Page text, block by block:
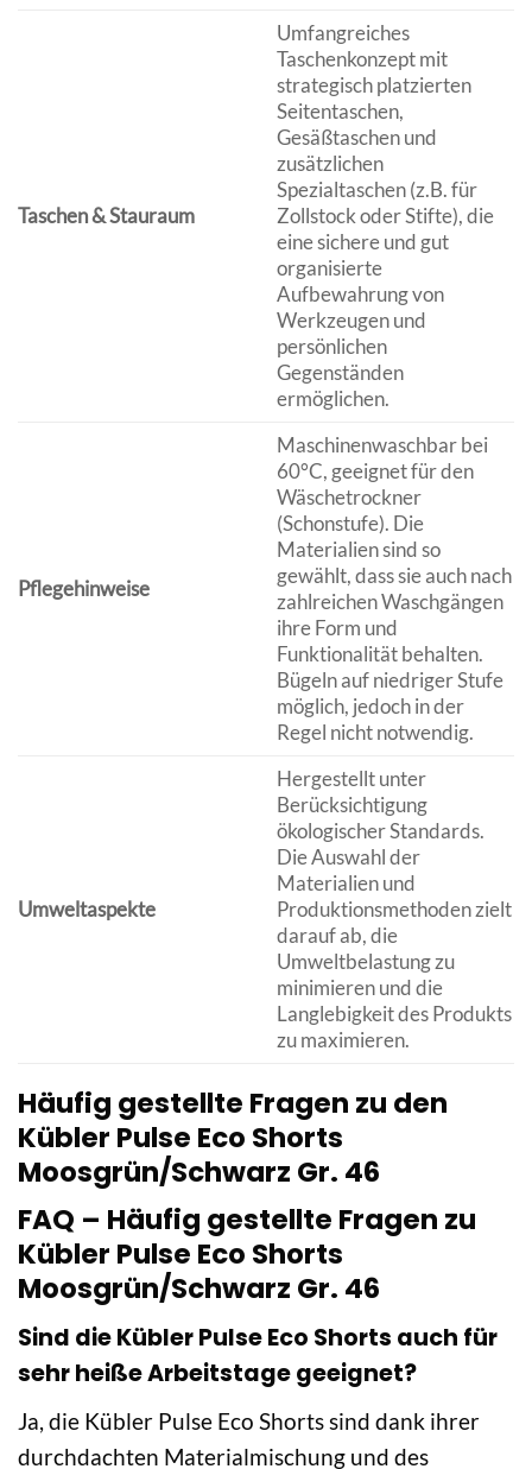
Taschen & Stauraum
Umfangreiches
Taschenkonzept mit
strategisch platzierten
Seitentaschen,
Gesäßtaschen und
zusätzlichen
Spezialtaschen (z.B. für
Zollstock oder Stifte), die
eine sichere und gut
organisierte
Aufbewahrung von
Werkzeugen und
persönlichen
Gegenständen
ermöglichen.
Pflegehinweise
Maschinenwaschbar bei
60°C, geeignet für den
Wäschetrockner
(Schonstufe). Die
Materialien sind so
gewählt, dass sie auch nach
zahlreichen Waschgängen
ihre Form und
Funktionalität behalten.
Bügeln auf niedriger Stufe
möglich, jedoch in der
Regel nicht notwendig.
Umweltaspekte
Hergestellt unter
Berücksichtigung
ökologischer Standards.
Die Auswahl der
Materialien und
Produktionsmethoden zielt
darauf ab, die
Umweltbelastung zu
minimieren und die
Langlebigkeit des Produkts
zu maximieren.
Häufig gestellte Fragen zu den
Kübler Pulse Eco Shorts
Moosgrün/Schwarz Gr. 46
FAQ – Häufig gestellte Fragen zu
Kübler Pulse Eco Shorts
Moosgrün/Schwarz Gr. 46
Sind die Kübler Pulse Eco Shorts auch für
sehr heiße Arbeitstage geeignet?
Ja, die Kübler Pulse Eco Shorts sind dank ihrer
durchdachten Materialmischung und des